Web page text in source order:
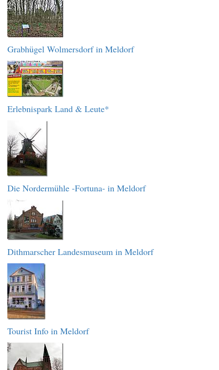
Grabhügel Wolmersdorf in Meldorf
Erlebnispark Land & Leute*
Die Nordermühle -Fortuna- in Meldorf
Dithmarscher Landesmuseum in Meldorf
Tourist Info in Meldorf